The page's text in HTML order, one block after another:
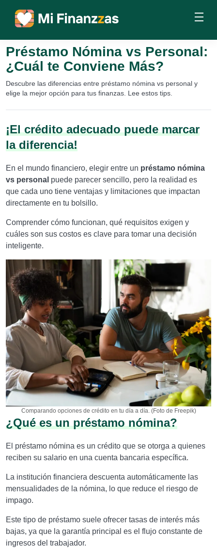
Préstamo Nómina vs Personal:
¿Cuál te Conviene Más?
Descubre las diferencias entre préstamo nómina vs personal y
elige la mejor opción para tus finanzas. Lee estos tips.
¡El crédito adecuado puede marcar
la diferencia!
En el mundo financiero, elegir entre un préstamo nómina
vs personal puede parecer sencillo, pero la realidad es
que cada uno tiene ventajas y limitaciones que impactan
directamente en tu bolsillo.
Comprender cómo funcionan, qué requisitos exigen y
cuáles son sus costos es clave para tomar una decisión
inteligente.
Comparando opciones de crédito en tu día a día. (Foto de Freepik)
¿Qué es un préstamo nómina?
El préstamo nómina es un crédito que se otorga a quienes
reciben su salario en una cuenta bancaria específica.
La institución financiera descuenta automáticamente las
mensualidades de la nómina, lo que reduce el riesgo de
impago.
Este tipo de préstamo suele ofrecer tasas de interés más
bajas, ya que la garantía principal es el flujo constante de
ingresos del trabajador.